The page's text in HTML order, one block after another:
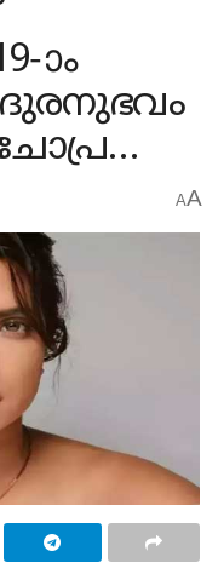
ാം
ദുരനുഭവം
ചോപ്ര…
AA